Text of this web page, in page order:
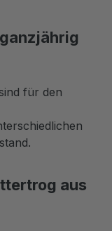
für den
aus